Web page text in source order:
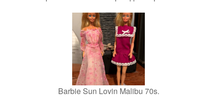
Barbie Sun Lovin Malibu 70s.